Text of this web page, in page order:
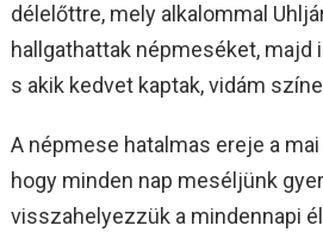
délelőttre, mely alkalommal
hallgathattak népmeséket,
s akik kedvet kaptak, vidám
A népmese hatalmas ereje a
hogy minden nap meséljünk
visszahelyezzük a mindennapi